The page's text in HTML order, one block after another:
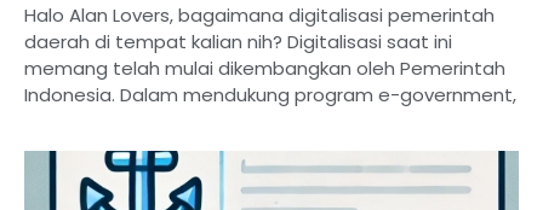
Halo Alan Lovers, bagaimana digitalisasi pemerintah
daerah di tempat kalian nih? Digitalisasi saat ini
memang telah mulai dikembangkan oleh Pemerintah
Indonesia. Dalam mendukung program e-government,